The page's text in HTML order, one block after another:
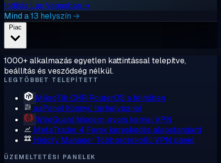
Indítás Las Vegasban →
Mind a 13 helyszín →
1000+ alkalmazás egyetlen kattintással telepítve,
beállítás és vesződség nélkül.
LEGTÖBBET TELEPÍTETT
MikroTik CHR RouterOS a felhőben
aaPanel Könnyű tárhelypanel
WireGuard Modern, gyors kernel VPN
MetaTrader 4 Forex kereskedés alapstandard
Hiddify Manager Többprotokollú VPN panel
ÜZEMELTETÉSI PANELEK